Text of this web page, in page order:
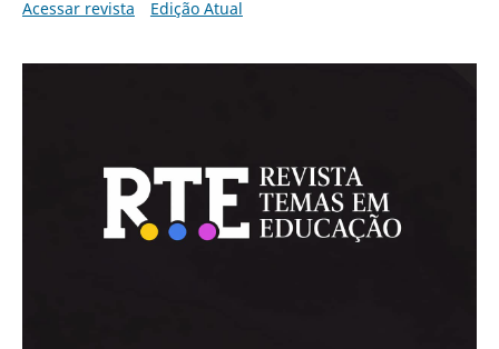
Acessar revista
Edição Atual